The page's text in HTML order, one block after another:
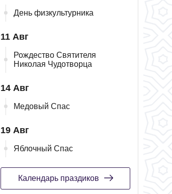
День физкультурника
11 Авг
Рождество Святителя
Николая Чудотворца
14 Авг
Медовый Спас
19 Авг
Яблочный Спас
Календарь праздиков